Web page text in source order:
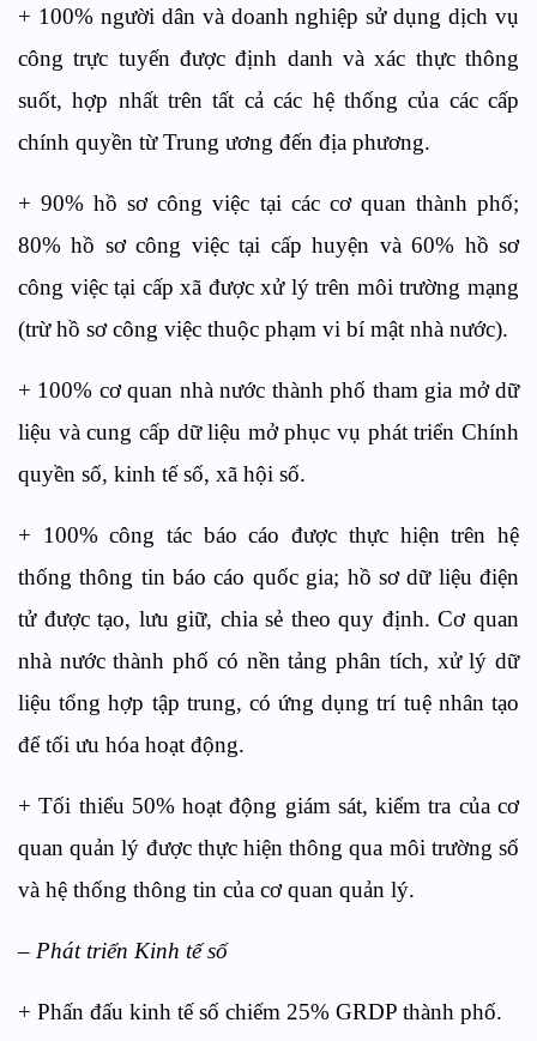
+ 100% người dân và doanh nghiệp sử dụng dịch vụ
công trực tuyến được định danh và xác thực thông
suốt, hợp nhất trên tất cả các hệ thống của các cấp
chính quyền từ Trung ương đến địa phương.
+ 90% hồ sơ công việc tại các cơ quan thành phố;
80% hồ sơ công việc tại cấp huyện và 60% hồ sơ
công việc tại cấp xã được xử lý trên môi trường mạng
(trừ hồ sơ công việc thuộc phạm vi bí mật nhà nước).
+ 100% cơ quan nhà nước thành phố tham gia mở dữ
liệu và cung cấp dữ liệu mở phục vụ phát triển Chính
quyền số, kinh tế số, xã hội số.
+ 100% công tác báo cáo được thực hiện trên hệ
thống thông tin báo cáo quốc gia; hồ sơ dữ liệu điện
tử được tạo, lưu giữ, chia sẻ theo quy định. Cơ quan
nhà nước thành phố có nền tảng phân tích, xử lý dữ
liệu tổng hợp tập trung, có ứng dụng trí tuệ nhân tạo
để tối ưu hóa hoạt động.
+ Tối thiểu 50% hoạt động giám sát, kiểm tra của cơ
quan quản lý được thực hiện thông qua môi trường số
và hệ thống thông tin của cơ quan quản lý.
– Phát triển Kinh tế số
+ Phấn đấu kinh tế số chiếm 25% GRDP thành phố.